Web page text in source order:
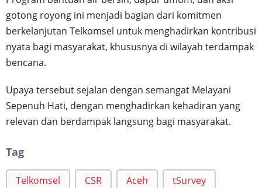
gotong royong ini menjadi bagian dari komitmen
berkelanjutan Telkomsel untuk menghadirkan kontribusi
nyata bagi masyarakat, khususnya di wilayah terdampak
bencana.
Upaya tersebut sejalan dengan semangat Melayani
Sepenuh Hati, dengan menghadirkan kehadiran yang
relevan dan berdampak langsung bagi masyarakat.
Tag
Telkomsel CSR Aceh tSurvey